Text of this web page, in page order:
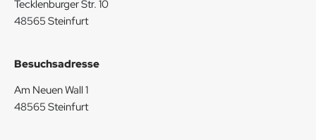
Tecklenburger Str. 10
48565 Steinfurt
Besuchsadresse
Am Neuen Wall 1
48565 Steinfurt